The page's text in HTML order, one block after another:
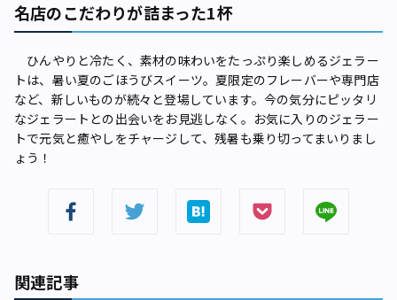
名店のこだわりが詰まった1杯
ひんやりと冷たく、素材の味わいをたっぷり楽しめるジェラー
トは、暑い夏のごほうびスイーツ。夏限定のフレーバーや専門店
など、新しいものが続々と登場しています。今の気分にピッタリ
なジェラートとの出会いをお見逃しなく。お気に入りのジェラー
トで元気と癒やしをチャージして、残暑も乗り切ってまいりまし
ょう！
関連記事